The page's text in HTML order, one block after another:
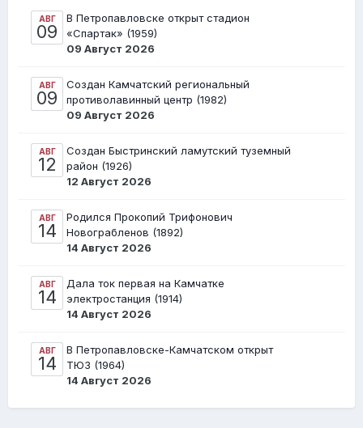
АВГ
09
В Петропавловске открыт стадион
«Спартак» (1959)
09 Август 2026
АВГ
09
Создан Камчатский региональный
противолавинный центр (1982)
09 Август 2026
АВГ
12
Создан Быстринский ламутский туземный
район (1926)
12 Август 2026
АВГ
14
Родился Прокопий Трифонович
Новограбленов (1892)
14 Август 2026
АВГ
14
Дала ток первая на Камчатке
электростанция (1914)
14 Август 2026
АВГ
14
В Петропавловске-Камчатском открыт
ТЮЗ (1964)
14 Август 2026